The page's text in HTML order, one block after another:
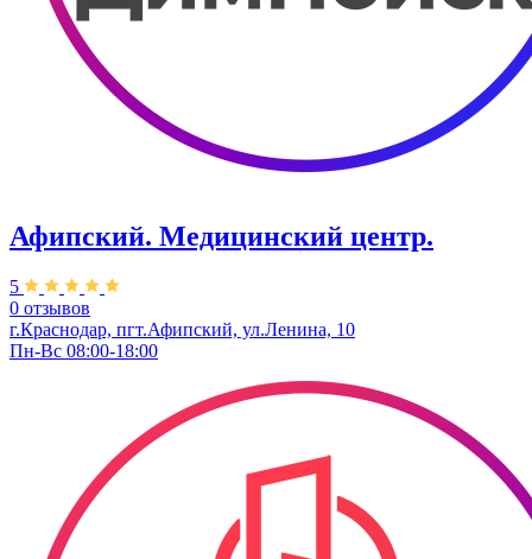
Афипский. Медицинский центр.
5
0 отзывов
г.Краснодар, пгт.Афипский, ул.Ленина, 10
Пн-Вс 08:00-18:00